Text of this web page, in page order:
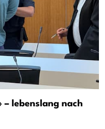
– lebenslang nach